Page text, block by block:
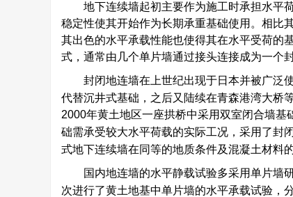
地下连续墙起初主要作为施工时承担水平
稳定性使其开始作为长期承重基础使用。相比
其出色的水平承载性能也使得其在水平受荷的
式，通常由几个单片墙通过接头连接成为一个
封闭地连墙在上世纪出现于日本并被广泛
代替沉井式基础，之后又陆续在青森港湾大桥
2000年黄土地区一座拱桥中采用双室闭合墙基
础需承受较大水平荷载的实际工况，采用了封
式地下连续墙在同等的地质条件及混凝土材料
国内地连墙的水平静载试验多采用单片墙
次进行了黄土地基中单片墙的水平承载试验，